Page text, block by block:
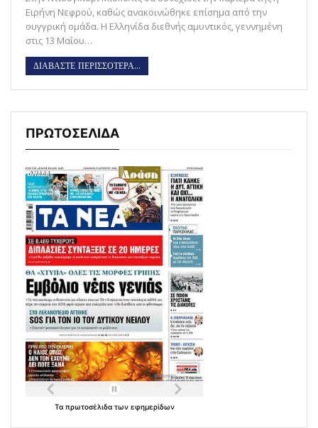
Ειρήνη Νεφρού, καθώς ανακοινώθηκε επίσημα από την
ουγγρική ομάδα. Η Ελληνίδα διεθνής αμυντικός, γεννημένη
στις 13 Μαΐου…
ΔΙΑΒΑΣΤΕ ΠΕΡΙΣΣΟΤΕΡΑ...
ΠΡΩΤΟΣΕΛΙΔΑ
Τα πρωτοσέλιδα των εφημερίδων